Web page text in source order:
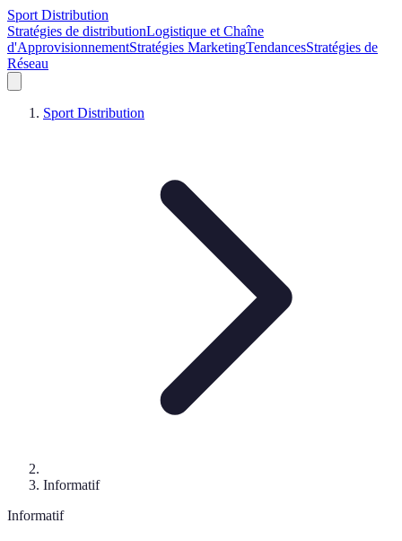
Sport Distribution
Stratégies de distributionLogistique et Chaîne
d'ApprovisionnementStratégies MarketingTendancesStratégies de
Réseau
Sport Distribution
Informatif
Informatif